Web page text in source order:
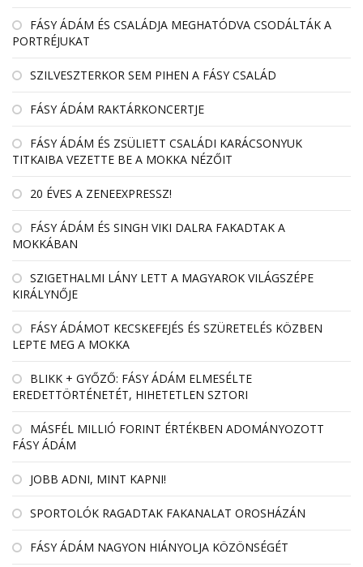
FÁSY ÁDÁM ÉS CSALÁDJA MEGHATÓDVA CSODÁLTÁK A
PORTRÉJUKAT
SZILVESZTERKOR SEM PIHEN A FÁSY CSALÁD
FÁSY ÁDÁM RAKTÁRKONCERTJE
FÁSY ÁDÁM ÉS ZSÜLIETT CSALÁDI KARÁCSONYUK
TITKAIBA VEZETTE BE A MOKKA NÉZŐIT
20 ÉVES A ZENEEXPRESSZ!
FÁSY ÁDÁM ÉS SINGH VIKI DALRA FAKADTAK A
MOKKÁBAN
SZIGETHALMI LÁNY LETT A MAGYAROK VILÁGSZÉPE
KIRÁLYNŐJE
FÁSY ÁDÁMOT KECSKEFEJÉS ÉS SZÜRETELÉS KÖZBEN
LEPTE MEG A MOKKA
BLIKK + GYŐZŐ: FÁSY ÁDÁM ELMESÉLTE
EREDETTÖRTÉNETÉT, HIHETETLEN SZTORI
MÁSFÉL MILLIÓ FORINT ÉRTÉKBEN ADOMÁNYOZOTT
FÁSY ÁDÁM
JOBB ADNI, MINT KAPNI!
SPORTOLÓK RAGADTAK FAKANALAT OROSHÁZÁN
FÁSY ÁDÁM NAGYON HIÁNYOLJA KÖZÖNSÉGÉT